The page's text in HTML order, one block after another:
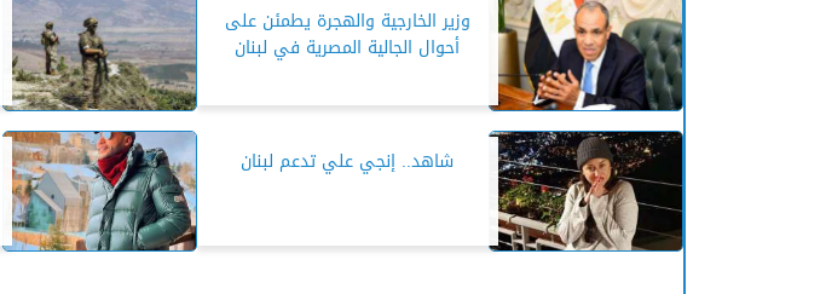
وزير الخارجية والهجرة يطمئن على
أحوال الجالية المصرية في لبنان
شاهد.. إنجي علي تدعم لبنان